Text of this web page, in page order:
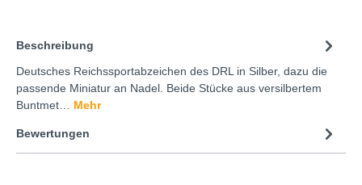
Beschreibung
Deutsches Reichssportabzeichen des DRL in Silber, dazu die
passende Miniatur an Nadel. Beide Stücke aus versilbertem
Buntmet… Mehr
Bewertungen